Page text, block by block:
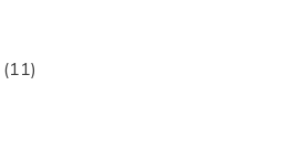
(11)